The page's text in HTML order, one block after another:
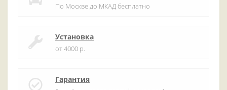
По Москве до МКАД бесплатно
Установка
от 4000 р.
Гарантия